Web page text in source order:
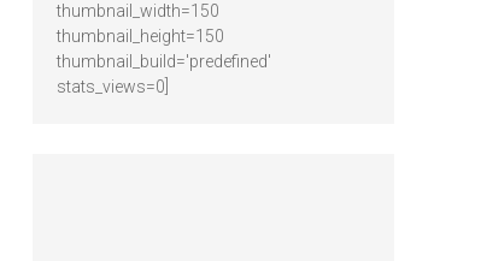
thumbnail_width=150
thumbnail_height=150
thumbnail_build='predefined'
stats_views=0]